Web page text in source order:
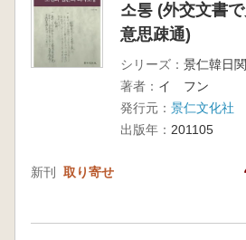
소통 (外交文書
意思疎通)
シリーズ： 景仁韓日
著者： イ フン
発行元： 景仁文化社
出版年： 201105
新刊 取り寄せ